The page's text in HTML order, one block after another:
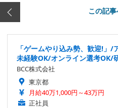
この記
「ゲームやり込み勢、歓迎!」
未経験OK/オンライン選考OK/
BCC株式会社
東京都
月給40万1,000円～43万円
正社員